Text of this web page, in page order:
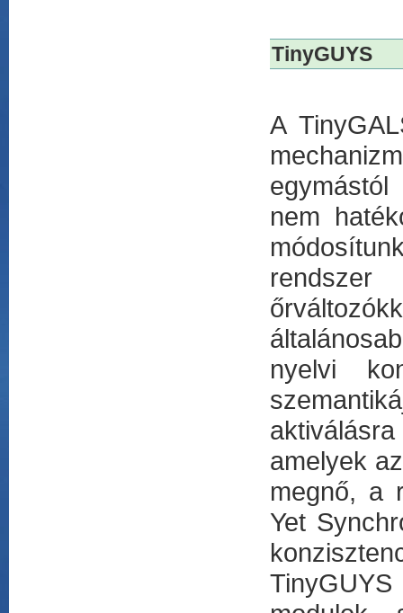
TinyGUYS
A
nem
rendszer
nyelvi
amelyek
megnő, a
Yet